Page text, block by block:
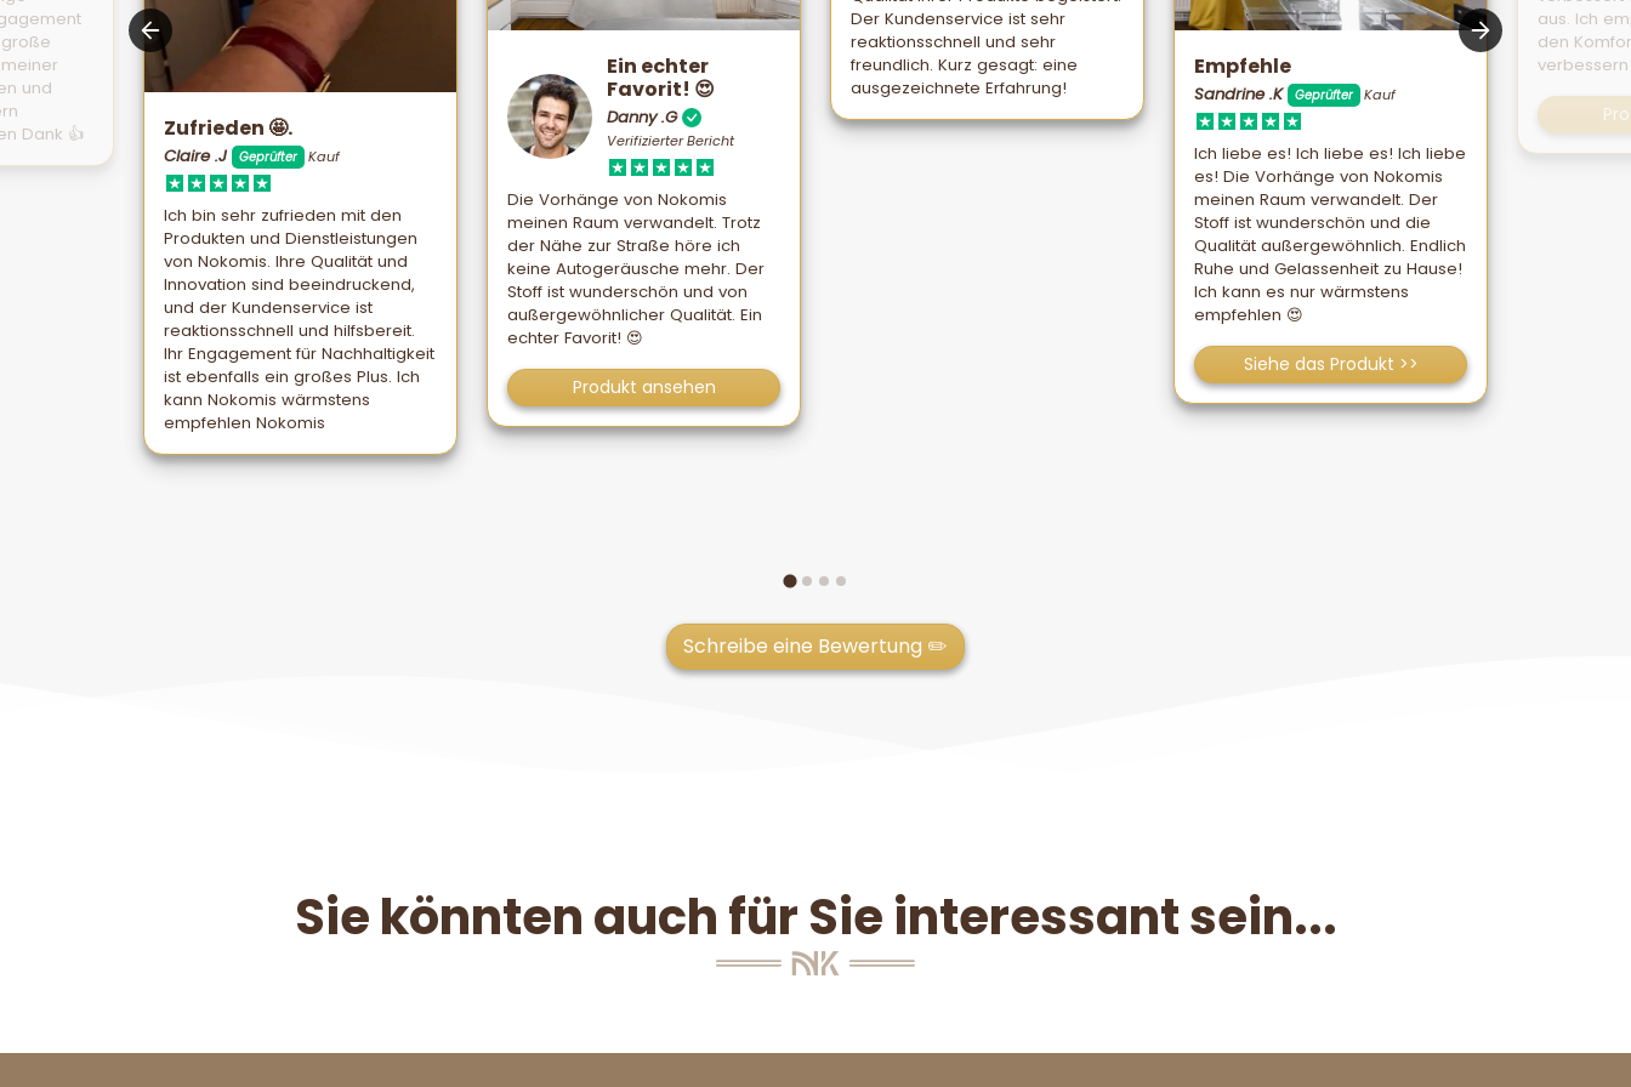
und
Dank 👍
Zufrieden 🤩.
Claire .J Geprüfter Kauf
Ich bin sehr zufrieden mit den
Produkten und Dienstleistungen
von Nokomis. Ihre Qualität und
Innovation sind beeindruckend,
und der Kundenservice ist
reaktionsschnell und hilfsbereit.
Ihr Engagement für Nachhaltigkeit
ist ebenfalls ein großes Plus. Ich
kann Nokomis wärmstens
empfehlen Nokomis
Ein echter
Favorit! 😍
Danny .G
Verifizierter Bericht
Die Vorhänge von Nokomis
meinen Raum verwandelt. Trotz
der Nähe zur Straße höre ich
keine Autogeräusche mehr. Der
Stoff ist wunderschön und von
außergewöhnlicher Qualität. Ein
echter Favorit! 😍
Produkt ansehen
Der Kundenservice ist sehr
reaktionsschnell und sehr
freundlich. Kurz gesagt: eine
ausgezeichnete Erfahrung!
Empfehle
Sandrine .K Geprüfter Kauf
Ich liebe es! Ich liebe es! Ich liebe
es! Die Vorhänge von Nokomis
meinen Raum verwandelt. Der
Stoff ist wunderschön und die
Qualität außergewöhnlich. Endlich
Ruhe und Gelassenheit zu Hause!
Ich kann es nur wärmstens
empfehlen 😍
Siehe das Produkt >>
aus. Ich
den
Schreibe eine Bewertung ✏️
Sie könnten auch für Sie interessant sein...